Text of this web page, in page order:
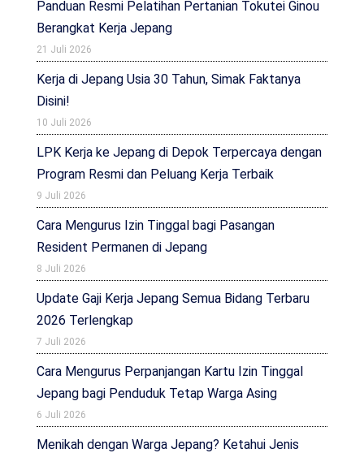
Panduan Resmi Pelatihan Pertanian Tokutei Ginou
Berangkat Kerja Jepang
21 Juli 2026
Kerja di Jepang Usia 30 Tahun, Simak Faktanya
Disini!
10 Juli 2026
LPK Kerja ke Jepang di Depok Terpercaya dengan
Program Resmi dan Peluang Kerja Terbaik
9 Juli 2026
Cara Mengurus Izin Tinggal bagi Pasangan
Resident Permanen di Jepang
8 Juli 2026
Update Gaji Kerja Jepang Semua Bidang Terbaru
2026 Terlengkap
7 Juli 2026
Cara Mengurus Perpanjangan Kartu Izin Tinggal
Jepang bagi Penduduk Tetap Warga Asing
6 Juli 2026
Menikah dengan Warga Jepang? Ketahui Jenis